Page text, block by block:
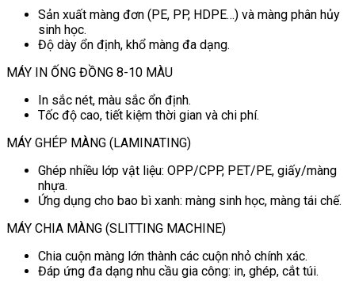
Sản xuất màng đơn (PE, PP, HDPE…) và màng phân hủy
sinh học.
Độ dày ổn định, khổ màng đa dạng.
MÁY IN ỐNG ĐỒNG 8-10 MÀU
In sắc nét, màu sắc ổn định.
Tốc độ cao, tiết kiệm thời gian và chi phí.
MÁY GHÉP MÀNG (LAMINATING)
Ghép nhiều lớp vật liệu: OPP/CPP, PET/PE, giấy/màng
nhựa.
Ứng dụng cho bao bì xanh: màng sinh học, màng tái chế.
MÁY CHIA MÀNG (SLITTING MACHINE)
Chia cuộn màng lớn thành các cuộn nhỏ chính xác.
Đáp ứng đa dạng nhu cầu gia công: in, ghép, cắt túi.